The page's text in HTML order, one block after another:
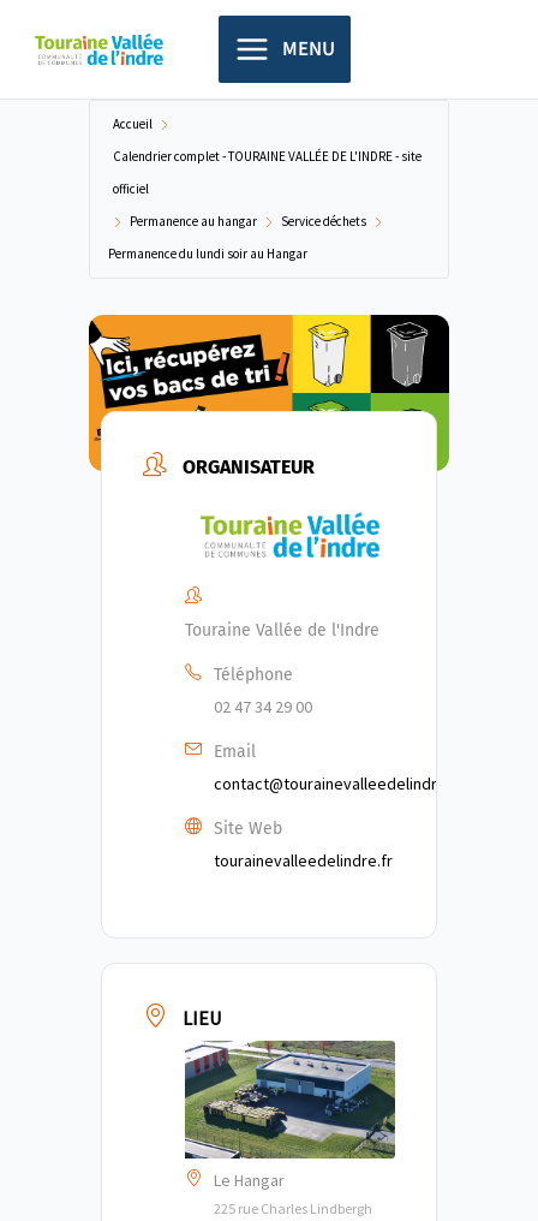
principal
MENU
Accueil
Calendrier complet - TOURAINE VALLÉE DE L'INDRE - site
officiel
Permanence au hangar
Service déchets
Permanence du lundi soir au Hangar
ORGANISATEUR
Touraine Vallée de l'Indre
Téléphone
02 47 34 29 00
Email
contact@tourainevalleedelindre.fr
Site Web
tourainevalleedelindre.fr
LIEU
Le Hangar
225 rue Charles Lindbergh